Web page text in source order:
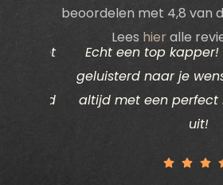
beoordelen met 4,8 van
Lees hieralle
Echt een top kapper!
geluisterd naar je
altijd met een perfect